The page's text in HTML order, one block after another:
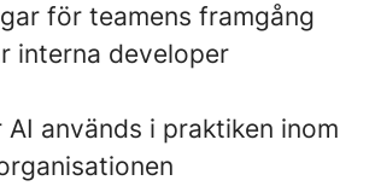
för teamens framgång
interna developer
AI används i praktiken inom